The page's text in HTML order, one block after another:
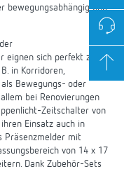
bewegungsabhängig und
sich perfekt zur
in Korridoren,
Bewegungs- oder
bei Renovierungen
Zeitschalter von
Einsatz auch in
Präsenzmelder mit
von 14 x 17
Dank Zubehör-Sets